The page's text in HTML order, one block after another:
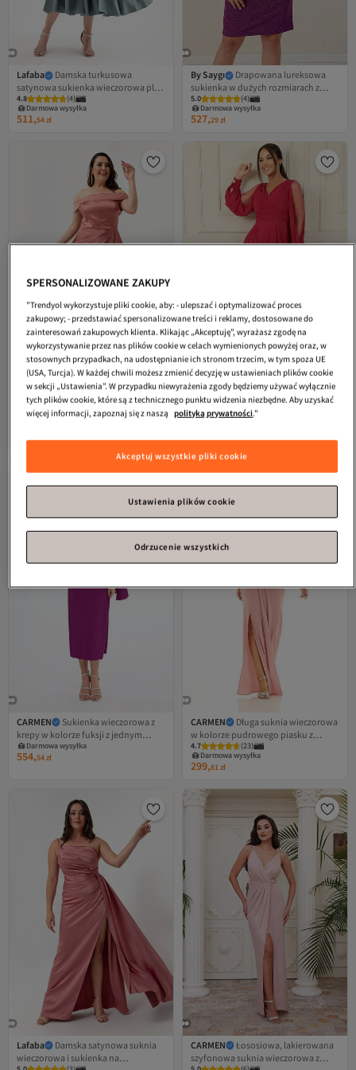
Lafaba
Damska turkusowa
satynowa sukienka wieczorowa plus
size z dekoltem w łódkę i
rozkloszowanym dołem midi.
4.8 (4)
Najniższa cena od 30 dni
Darmowa wysyłka
Najniższa cena od 30 dni
511,54zł
By Saygı
Drapowana lureksowa
sukienka w dużych rozmiarach z
dekoltem w kształcie litery V
5.0 (4)
Najniższa cena od 30 dni
Darmowa wysyłka
Najniższa cena od 30 dni
527,29zł
Lafaba
Damska satynowa suknia
wieczorowa i sukienka na
Najniższa cena od 30 dni
Najniższa cena od 30 dni
555,16zł
By Saygı
Przód Tył Dekolt w
kształcie litery V Przód Drapowane
4.5
Najniższa cena od 30 dni
Najniższa cena od 30 dni
571,77zł
CARMEN
Sukienka wieczorowa z
krepy w kolorze fuksji z jednym
rękawem i rozcięciami po bokach
Darmowa wysyłka
554,54zł
CARMEN
Długa suknia wieczorowa
w kolorze pudrowego piasku z
rozcięciem
4.7 (23)
Najniższa cena od 30 dni
Darmowa wysyłka
Najniższa cena od 30 dni
299,81zł
Lafaba
Damska satynowa suknia
wieczorowa i sukienka na
CARMEN
Łososiowa, lakierowana
szyfonowa suknia wieczorowa z
SPERSONALIZOWANE ZAKUPY
"Trendyol wykorzystuje pliki cookie, aby: - ulepszać i optymalizować proces
zakupowy; - przedstawiać spersonalizowane treści i reklamy, dostosowane do
zainteresowań zakupowych klienta. Klikając „Akceptuję”, wyrażasz zgodę na
wykorzystywanie przez nas plików cookie w celach wymienionych powyżej oraz, w
stosownych przypadkach, na udostępnianie ich stronom trzecim, w tym spoza UE
(USA, Turcja). W każdej chwili możesz zmienić decyzję w ustawieniach plików cookie
w sekcji „Ustawienia”. W przypadku niewyrażenia zgody będziemy używać wyłącznie
tych plików cookie, które są z technicznego punktu widzenia niezbędne. Aby uzyskać
więcej informacji, zapoznaj się z naszą
polityką prywatności."
Akceptuj wszystkie pliki cookie
Ustawienia plików cookie
Odrzucenie wszystkich